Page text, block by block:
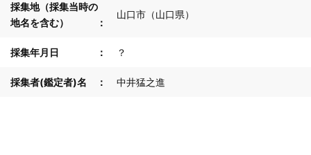
採集地（採集当時の
地名を含む）
山口市（山口県）
採集年月日 ？
採集者(鑑定者)名 中井猛之進